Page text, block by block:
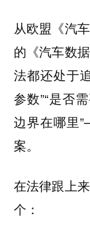
从欧盟《汽
的《汽车数
法都还处于
参数”“是否
边界在哪里
案。
在法律跟上
个：